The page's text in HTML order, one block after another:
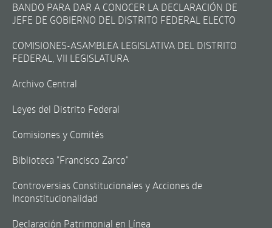
BANDO PARA DAR A CONOCER LA DECLARACIÓN DE
JEFE DE GOBIERNO DEL DISTRITO FEDERAL ELECTO
COMISIONES-ASAMBLEA LEGISLATIVA DEL DISTRITO
FEDERAL, VII LEGISLATURA
Archivo Central
Leyes del Distrito Federal
Comisiones y Comités
Biblioteca "Francisco Zarco"
Controversias Constitucionales y Acciones de
Inconstitucionalidad
Declaración Patrimonial en Línea